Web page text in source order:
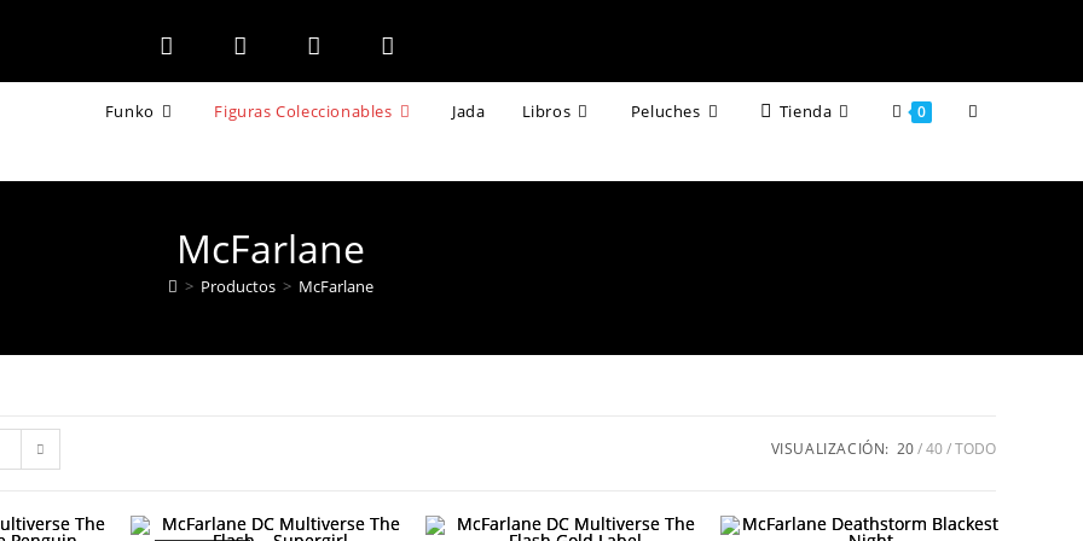
Funko Figuras Coleccionables Jada Libros Peluches Tienda 0 Alternar
McFarlane
> Productos > McFarlane
VISUALIZACIÓN: 20 40 TODO